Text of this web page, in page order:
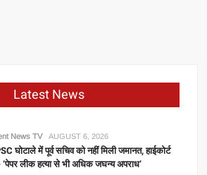
Latest News
News TV AUGUST 6, 2026
घोटाले में पूर्व सचिव को नहीं मिली जमानत, हाईकोर्ट
‘पेपर लीक हत्या से भी अधिक जघन्य अपराध’